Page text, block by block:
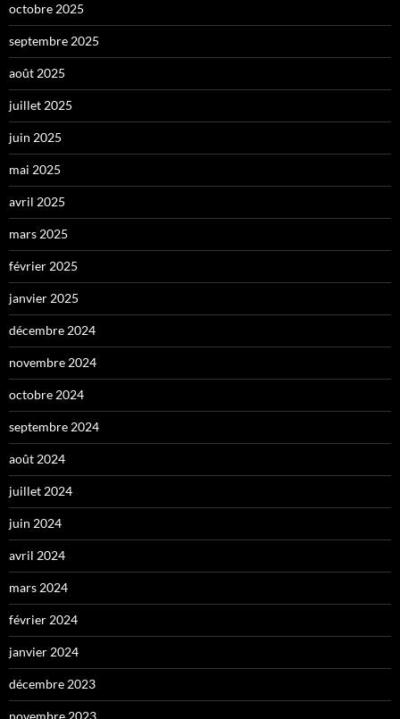
octobre 2025
septembre 2025
août 2025
juillet 2025
juin 2025
mai 2025
avril 2025
mars 2025
février 2025
janvier 2025
décembre 2024
novembre 2024
octobre 2024
septembre 2024
août 2024
juillet 2024
juin 2024
avril 2024
mars 2024
février 2024
janvier 2024
décembre 2023